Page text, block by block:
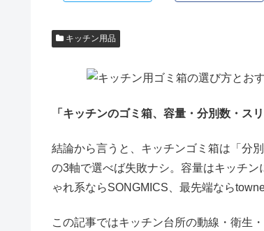
キッチン用品
「キッチンのゴミ箱、容量・分別数・ス
結論から言うと、 キッチンゴミ箱は「分
の3軸で選べば失敗ナシ。容量はキッチ
ゃれ系ならSONGMICS、最先端なら
この記事ではキッチン台所の動線・衛生